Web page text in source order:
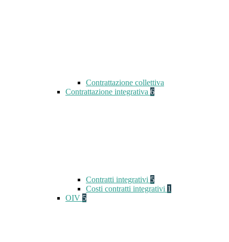
Contrattazione collettiva
Contrattazione integrativa 6
Contratti integrativi 5
Costi contratti integrativi 1
OIV 5